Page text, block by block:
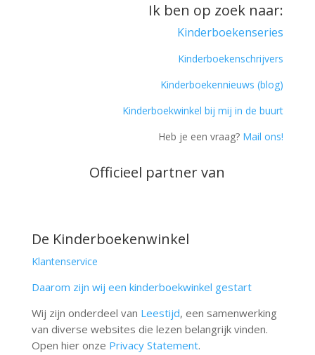
Ik ben op zoek naar:
Kinderboekenseries
Kinderboekenschrijvers
Kinderboekennieuws (blog)
Kinderboekwinkel bij mij in de buurt
Heb je een vraag? Mail ons!
Officieel partner van
De Kinderboekenwinkel
Klantenservice
Daarom zijn wij een kinderboekwinkel gestart
Wij zijn onderdeel van Leestijd, een samenwerking
van diverse websites die lezen belangrijk vinden.
Open hier onze Privacy Statement.